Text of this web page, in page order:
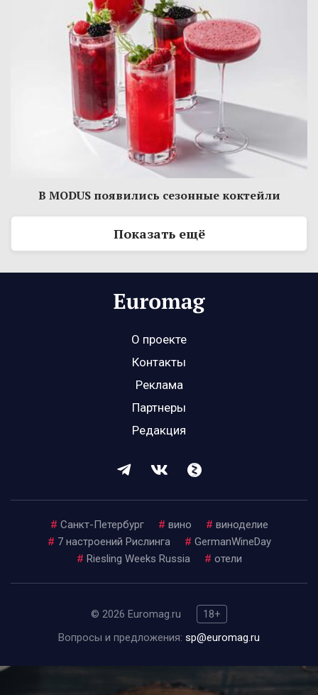
В MODUS появились сезонные коктейли
Показать ещё
О проекте
Контакты
Реклама
Партнеры
Редакция
# Санкт-Петербург # вино # виноделие
# 7 настроений Рислинга # GermanWineDay
# Riesling Weeks Russia # отели
© 2026 Euromag.ru
18+
Вопросы и предложения: sp@euromag.ru